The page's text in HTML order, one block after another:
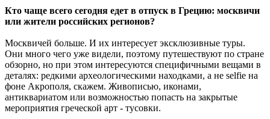
Кто чаще всего сегодня едет в отпуск в Грецию: москвичи
или жители российских регионов?
Москвичей больше. И их интересует эксклюзивные туры.
Они много чего уже видели, поэтому путешествуют по стране
обзорно, но при этом интересуются специфичными вещами в
деталях: редкими археологическими находками, а не selfie на
фоне Акрополя, скажем. Живописью, иконами,
антиквариатом или возможностью попасть на закрытые
мероприятия греческой арт - тусовки.